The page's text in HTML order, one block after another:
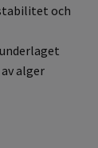
och
alger